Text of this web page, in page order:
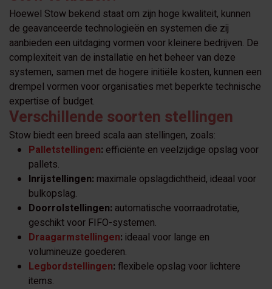
Hoewel Stow bekend staat om zijn hoge kwaliteit, kunnen
de geavanceerde technologieën en systemen die zij
aanbieden een uitdaging vormen voor kleinere bedrijven. De
complexiteit van de installatie en het beheer van deze
systemen, samen met de hogere initiële kosten, kunnen een
drempel vormen voor organisaties met beperkte technische
expertise of budget.
Verschillende soorten stellingen
Stow biedt een breed scala aan stellingen, zoals:
Palletstellingen: efficiënte en veelzijdige opslag voor
pallets.
Inrijstellingen: maximale opslagdichtheid, ideaal voor
bulkopslag.
Doorrolstellingen: automatische voorraadrotatie,
geschikt voor FIFO-systemen.
Draagarmstellingen: ideaal voor lange en
volumineuze goederen.
Legbordstellingen: flexibele opslag voor lichtere
items.